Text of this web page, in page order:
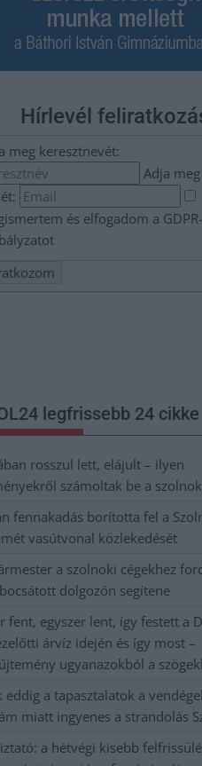
Hírlevél
meg keresztnevét:
Adja
és elfogadom a GDPR-
ot
legfrissebb 24 cikke
rosszul lett, elájult – ilyen
számoltak be a
fennakadás borította fel a
vasútvonal közlekedését
a szolnoki cégekhez
dolgozón segítene
fent, egyszer lent, így festett a
árvíz idején és így most –
ugyanazokból a
eddig a tapasztalatok a
miatt ingyenes a strandolás
a hétvégi kisebb